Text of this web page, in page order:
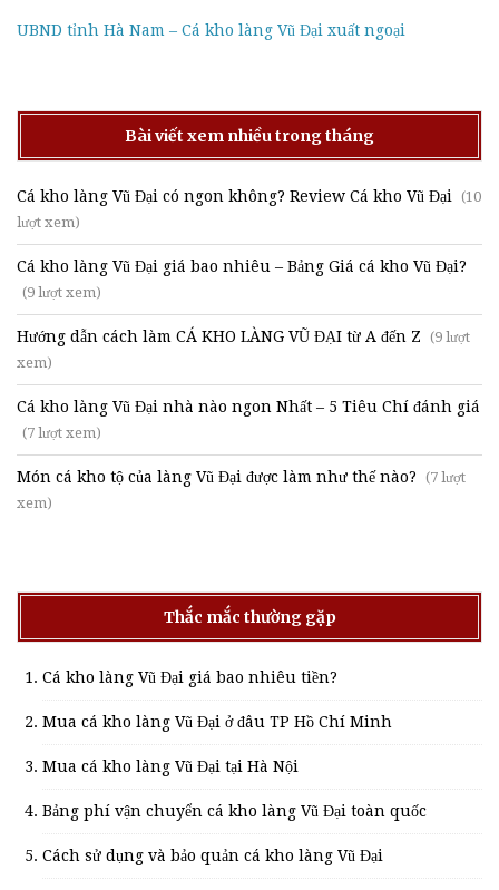
UBND tỉnh Hà Nam – Cá kho làng Vũ Đại xuất ngoại
Bài viết xem nhiều trong tháng
Cá kho làng Vũ Đại có ngon không? Review Cá kho Vũ Đại (10
lượt xem)
Cá kho làng Vũ Đại giá bao nhiêu – Bảng Giá cá kho Vũ Đại?
(9 lượt xem)
Hướng dẫn cách làm CÁ KHO LÀNG VŨ ĐẠI từ A đến Z (9 lượt
xem)
Cá kho làng Vũ Đại nhà nào ngon Nhất – 5 Tiêu Chí đánh giá
(7 lượt xem)
Món cá kho tộ của làng Vũ Đại được làm như thế nào? (7 lượt
xem)
Thắc mắc thường gặp
Cá kho làng Vũ Đại giá bao nhiêu tiền?
Mua cá kho làng Vũ Đại ở đâu TP Hồ Chí Minh
Mua cá kho làng Vũ Đại tại Hà Nội
Bảng phí vận chuyển cá kho làng Vũ Đại toàn quốc
Cách sử dụng và bảo quản cá kho làng Vũ Đại